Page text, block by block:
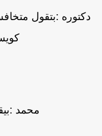
دكتوره :بتقول
محمد